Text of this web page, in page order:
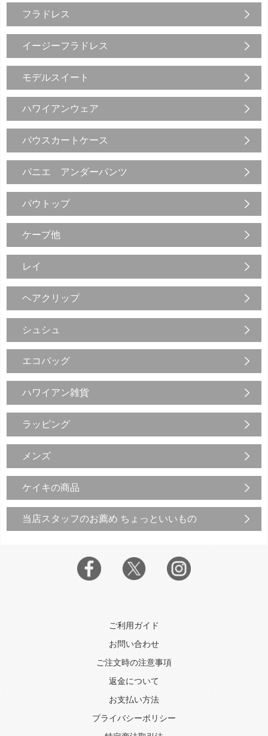
フラドレス
イージーフラドレス
モデルスイート
ハワイアンウェア
パウスカートケース
パニエ アンダーパンツ
パウトップ
ケープ他
レイ
ヘアクリップ
シュシュ
エコバッグ
ハワイアン雑貨
ラッピング
メンズ
ケイキの商品
当店スタッフのお薦め ちょっといいもの
ご利用ガイド
お問い合わせ
ご注文時の注意事項
返金について
お支払い方法
プライバシーポリシー